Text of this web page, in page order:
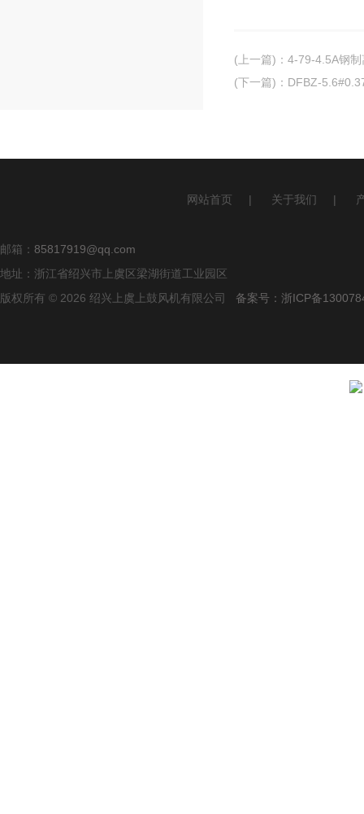
(上一篇) ： 4-79-4.5A钢
(下一篇) ： DFBZ-
网站首页 | 关于我们 |
邮箱： 85817919@qq.com
地址：浙江省绍兴市上虞区梁湖街道工业园区
版权所有 © 2026 绍兴上虞上鼓风机有限公司 备案号：浙ICP备